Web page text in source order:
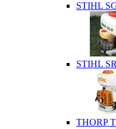
STIHL
STIHL
THORP